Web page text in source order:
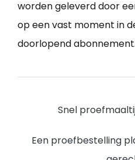
worden geleverd door
op een vast moment in
doorlopend abonnement.
Snel
Een proefbestelling